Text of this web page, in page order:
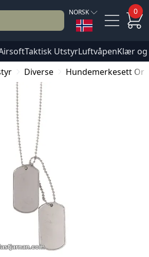
NORSK 0
Taktisk UtstyrLuftvåpenKlær
Diverse Hundemerkesett